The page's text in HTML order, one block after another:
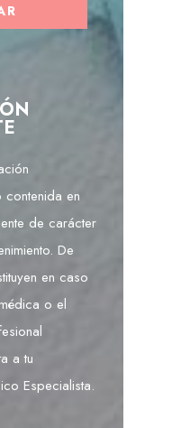
en
de carácter
De
en caso
o el
a tu
Especialista.